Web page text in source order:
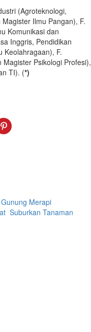
(Agroteknologi,
Ilmu Pangan), F.
Komunikasi dan
Inggris, Pendidikan
Keolahragaan), F.
Psikologi Profesi),
TI). (*)
Merapi
Suburkan Tanaman